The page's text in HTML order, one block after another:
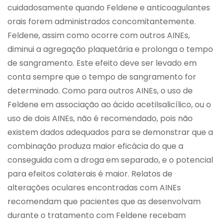
cuidadosamente quando Feldene e anticoagulantes
orais forem administrados concomitantemente.
Feldene, assim como ocorre com outros AINEs,
diminui a agregação plaquetária e prolonga o tempo
de sangramento. Este efeito deve ser levado em
conta sempre que o tempo de sangramento for
determinado. Como para outros AINEs, o uso de
Feldene em associação ao ácido acetilsalicílico, ou o
uso de dois AINEs, não é recomendado, pois não
existem dados adequados para se demonstrar que a
combinação produza maior eficácia do que a
conseguida com a droga em separado, e o potencial
para efeitos colaterais é maior. Relatos de
alterações oculares encontradas com AINEs
recomendam que pacientes que as desenvolvam
durante o tratamento com Feldene recebam